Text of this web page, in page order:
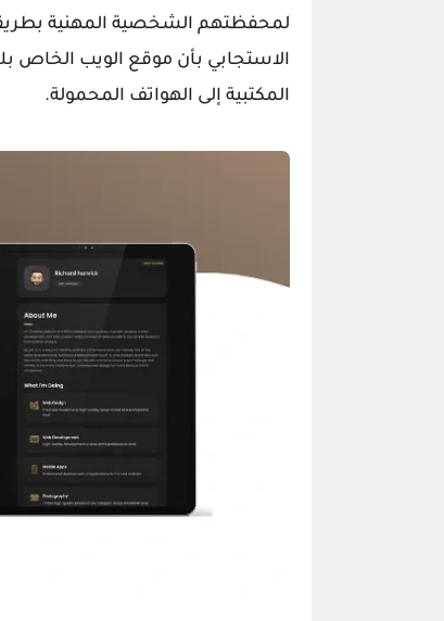
لمحفظتهم الشخصية المهنية
الاستجابي بأن موقع الويب الخاص
المكتبية إلى الهواتف المحمولة.